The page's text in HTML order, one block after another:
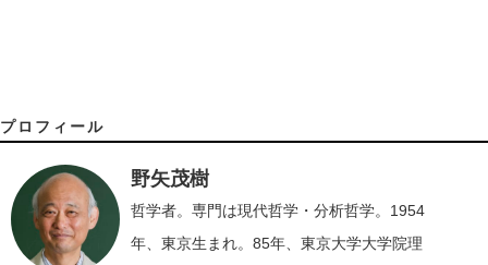
プロフィール
野矢茂樹
哲学者。専門は現代哲学・分析哲学。1954
年、東京生まれ。85年、東京大学大学院理